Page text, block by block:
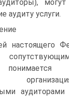
аудиту услуги.
настоящего